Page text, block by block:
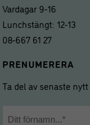
Vardagar 9-16
Lunchstängt: 12-13
08-667 61 27
PRENUMERERA
Ta del av senaste